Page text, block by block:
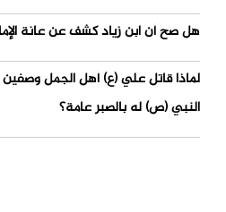
هل صح أن ابن زياد كشف عن عانة
لماذا قاتل علي (ع) أهل الجمل
النبي (ص) له بالصبر عامة؟